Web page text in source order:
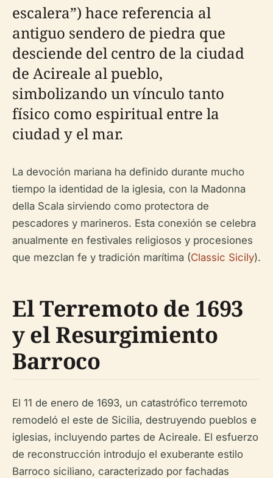
escalera”) hace referencia al
antiguo sendero de piedra que
desciende del centro de la ciudad
de Acireale al pueblo,
simbolizando un vínculo tanto
físico como espiritual entre la
ciudad y el mar.
La devoción mariana ha definido durante mucho
tiempo la identidad de la iglesia, con la Madonna
della Scala sirviendo como protectora de
pescadores y marineros. Esta conexión se celebra
anualmente en festivales religiosos y procesiones
que mezclan fe y tradición marítima (Classic Sicily).
El Terremoto de 1693
y el Resurgimiento
Barroco
El 11 de enero de 1693, un catastrófico terremoto
remodeló el este de Sicilia, destruyendo pueblos e
iglesias, incluyendo partes de Acireale. El esfuerzo
de reconstrucción introdujo el exuberante estilo
Barroco siciliano, caracterizado por fachadas